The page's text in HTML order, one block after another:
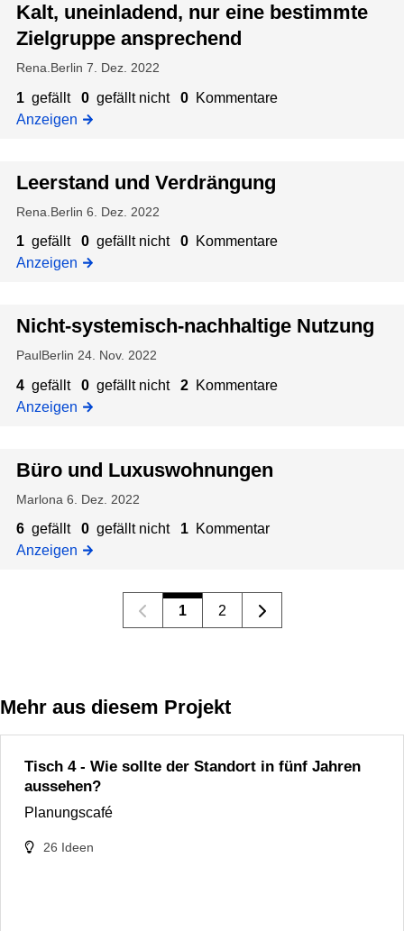
Kalt, uneinladend, nur eine bestimmte
Zielgruppe ansprechend
Rena.Berlin 7. Dez. 2022
gefällt
1 gefällt nicht
0 Kommentare
0
Anzeigen
u
p
e
a
n
r
h
e
Leerstand und Verdrängung
Rena.Berlin 6. Dez. 2022
gefällt
1 gefällt nicht
0 Kommentare
0
Anzeigen
Nicht-systemisch-nachhaltige Nutzung
PaulBerlin 24. Nov. 2022
gefällt
4 gefällt nicht
0 Kommentare
2
Anzeigen
i
g
e
u
n
g
Büro und Luxuswohnungen
Marlona 6. Dez. 2022
gefällt
6 gefällt nicht
0 Kommentar
1
Anzeigen
g
e
1 2
Mehr aus diesem Projekt
Tisch 4 - Wie sollte der Standort in fünf Jahren
aussehen?
Planungscafé
26 Ideen